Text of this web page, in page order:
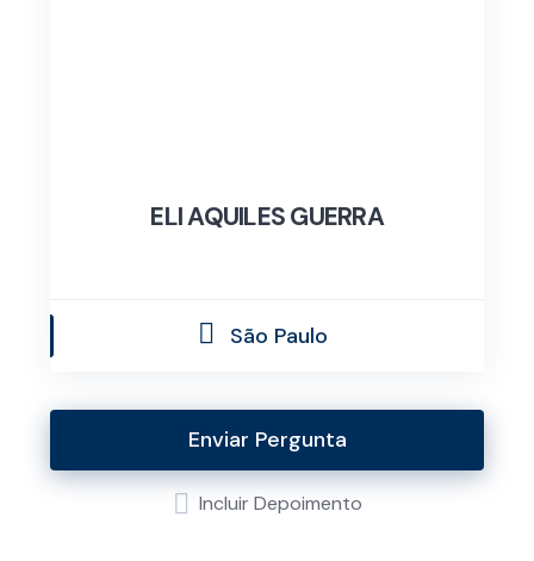
ELI AQUILES GUERRA
São Paulo
Enviar Pergunta
Incluir Depoimento